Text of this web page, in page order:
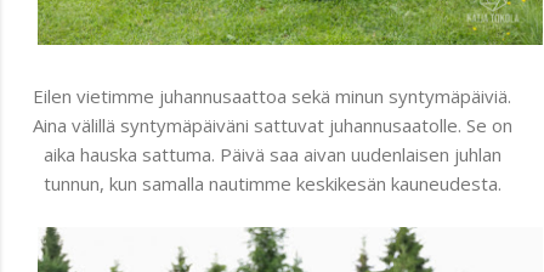
Eilen vietimme juhannusaattoa sekä minun syntymäpäiviä.
Aina välillä syntymäpäiväni sattuvat juhannusaatolle. Se on
aika hauska sattuma. Päivä saa aivan uudenlaisen juhlan
tunnun, kun samalla nautimme keskikesän kauneudesta.